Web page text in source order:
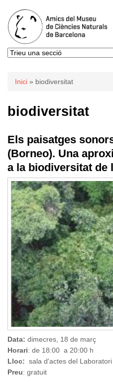
Esteu aquí
Inici » biodiversitat
biodiversitat
Els paisatges
(Borneo). Una
a la biodiversitat de
Data: dimecres, 18 de març
Horari: de 18:00 a 20:00 h
Lloc: sala d'actes del
Preu: gratuit